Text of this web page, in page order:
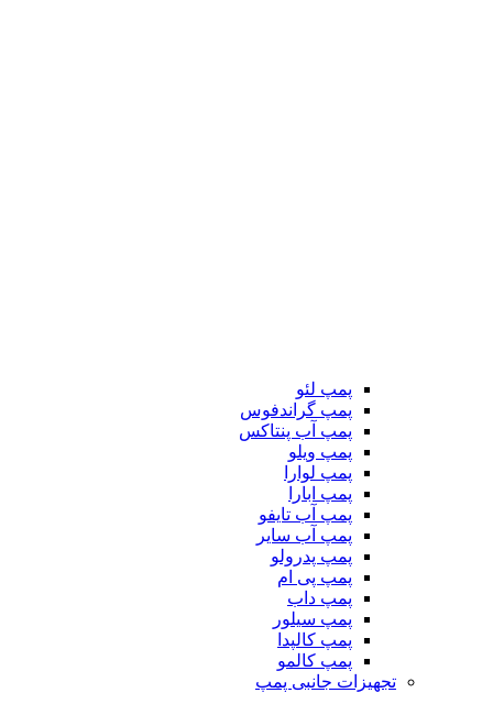
پمپ لئو
پمپ گراندفوس
پمپ آب پنتاکس
پمپ ویلو
پمپ لوارا
پمپ ابارا
پمپ آب تایفو
پمپ آب سایر
پمپ پدرولو
پمپ پی ام
پمپ داب
پمپ سیلور
پمپ کالپدا
پمپ کالمو
تجهیزات جانبی پمپ